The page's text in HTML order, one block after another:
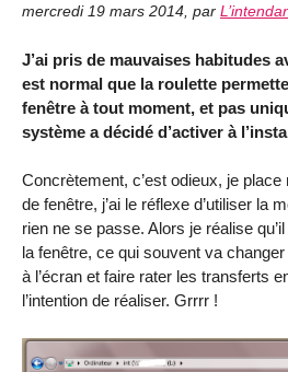
mercredi 19 mars 2014 par
J’ai pris de mauvaises habitudes
est normal que la roulette
fenêtre à tout moment, et pas
système a décidé d’activer à
Concrètement, c’est odieux, je
de fenêtre, j’ai le réflexe d’utiliser la
rien ne se passe. Alors je réalise
la fenêtre, ce qui souvent va changer
à l’écran et faire rater les transferts
l’intention de réaliser. Grrrr !